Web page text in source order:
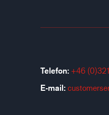
Telefon: +46
E-mail: